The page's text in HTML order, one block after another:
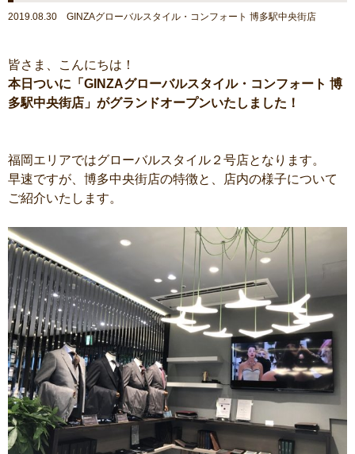
2019.08.30 GINZAグローバルスタイル・コンフォート 博多駅中央街店
皆さま、こんにちは！
本日ついに「GINZAグローバルスタイル・コンフォート 博
多駅中央街店」がグランドオープンいたしました！
福岡エリアではグローバルスタイル２号店となります。
早速ですが、博多中央街店の特徴と、店内の様子について
ご紹介いたします。